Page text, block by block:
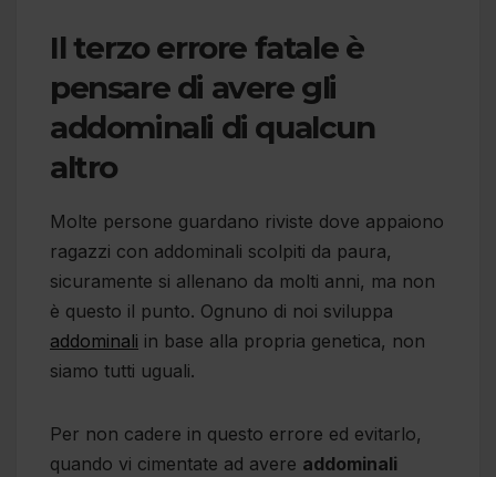
Il terzo errore fatale è
pensare di avere gli
addominali di qualcun
altro
Molte persone guardano riviste dove appaiono
ragazzi con addominali scolpiti da paura,
sicuramente si allenano da molti anni, ma non
è questo il punto. Ognuno di noi sviluppa
addominali in base alla propria genetica, non
siamo tutti uguali.
Per non cadere in questo errore ed evitarlo,
quando vi cimentate ad avere addominali